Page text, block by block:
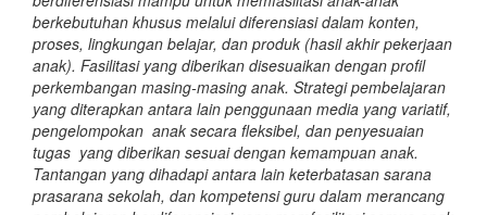
berkebutuhan khusus melalui diferensiasi dalam konten,
proses, lingkungan belajar, dan produk (hasil akhir pekerjaan
anak). Fasilitasi yang diberikan disesuaikan dengan profil
perkembangan masing-masing anak. Strategi pembelajaran
yang diterapkan antara lain penggunaan media yang variatif,
pengelompokan anak secara fleksibel, dan penyesuaian
tugas yang diberikan sesuai dengan kemampuan anak.
Tantangan yang dihadapi antara lain keterbatasan sarana
prasarana sekolah, dan kompetensi guru dalam merancang